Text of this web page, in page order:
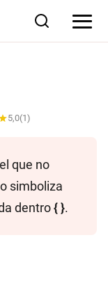
5,0(1)
que no
simboliza
dentro{ }.